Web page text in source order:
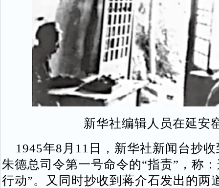
新华社编辑人员在延安
1945年8月11日，新华社新闻台抄
朱德总司令第一号命令的“指责”，称
行动”。又同时抄收到蒋介石发出的两